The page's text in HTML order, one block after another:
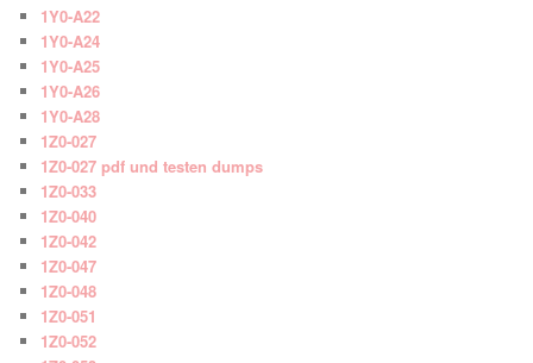
1Y0-A22
1Y0-A24
1Y0-A25
1Y0-A26
1Y0-A28
1Z0-027
1Z0-027 pdf und testen dumps
1Z0-033
1Z0-040
1Z0-042
1Z0-047
1Z0-048
1Z0-051
1Z0-052